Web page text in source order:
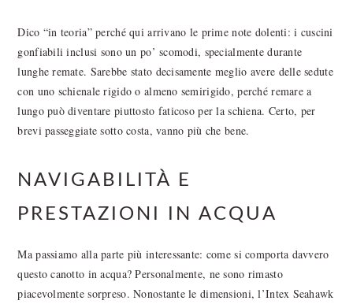
Dico “in teoria” perché qui arrivano le prime note dolenti: i cuscini
gonfiabili inclusi sono un po’ scomodi, specialmente durante
lunghe remate. Sarebbe stato decisamente meglio avere delle sedute
con uno schienale rigido o almeno semirigido, perché remare a
lungo può diventare piuttosto faticoso per la schiena. Certo, per
brevi passeggiate sotto costa, vanno più che bene.
NAVIGABILITÀ E
PRESTAZIONI IN ACQUA
Ma passiamo alla parte più interessante: come si comporta davvero
questo canotto in acqua? Personalmente, ne sono rimasto
piacevolmente sorpreso. Nonostante le dimensioni, l’Intex Seahawk